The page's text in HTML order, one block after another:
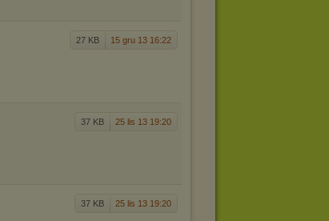
27 KB 15 gru 13 16:22
37 KB 25 lis 13 19:20
37 KB 25 lis 13 19:20